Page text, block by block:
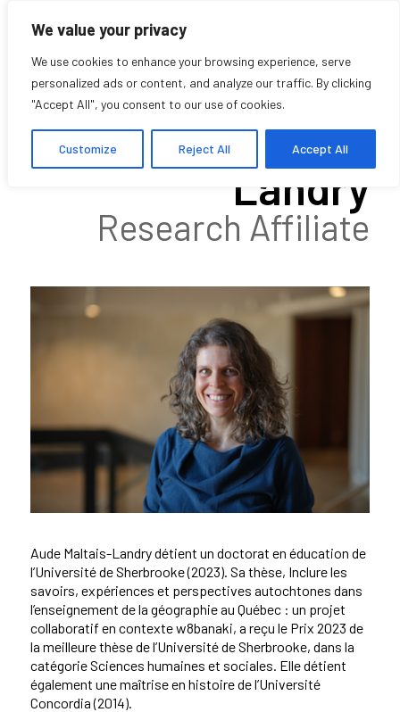
We value your privacy
We use cookies to enhance your browsing experience, serve
personalized ads or content, and analyze our traffic. By clicking
"Accept All", you consent to our use of cookies.
Customize Reject All Accept All
Aude Maltais-
Landry
Research Affiliate
Aude Maltais-Landry détient un doctorat en éducation de
l’Université de Sherbrooke (2023). Sa thèse, Inclure les
savoirs, expériences et perspectives autochtones dans
l’enseignement de la géographie au Québec : un projet
collaboratif en contexte w8banaki, a reçu le Prix 2023 de
la meilleure thèse de l’Université de Sherbrooke, dans la
catégorie Sciences humaines et sociales. Elle détient
également une maîtrise en histoire de l’Université
Concordia (2014).